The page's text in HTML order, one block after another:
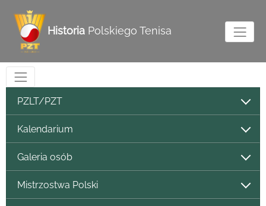
Historia Polskiego Tenisa
PZLT/PZT
Kalendarium
Galeria osób
Mistrzostwa Polski